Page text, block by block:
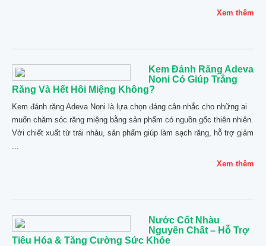
Xem thêm
Kem Đánh Răng Adeva
Noni Có Giúp Trắng
Răng Và Hết Hôi Miệng Không?
Kem đánh răng Adeva Noni là lựa chọn đáng cân nhắc cho những ai
muốn chăm sóc răng miệng bằng sản phẩm có nguồn gốc thiên nhiên.
Với chiết xuất từ trái nhàu, sản phẩm giúp làm sạch răng, hỗ trợ giảm
...
Xem thêm
Nước Cốt Nhàu
Nguyên Chất – Hỗ Trợ
Tiêu Hóa & Tăng Cường Sức Khỏe